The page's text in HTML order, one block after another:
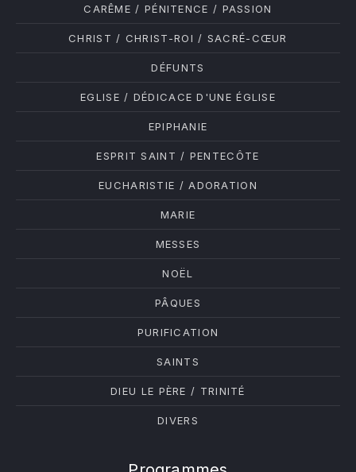
CARÊME / PÉNITENCE / PASSION
CHRIST / CHRIST-ROI / SACRÉ-CŒUR
DÉFUNTS
EGLISE / DÉDICACE D'UNE ÉGLISE
EPIPHANIE
ESPRIT SAINT / PENTECÔTE
EUCHARISTIE / ADORATION
MARIE
MESSES
NOËL
PÂQUES
PURIFICATION
SAINTS
DIEU LE PÈRE / TRINITÉ
DIVERS